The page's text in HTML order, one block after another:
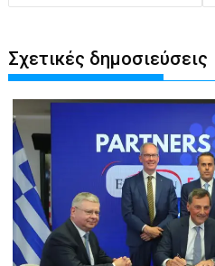
Σχετικές δημοσιεύσεις